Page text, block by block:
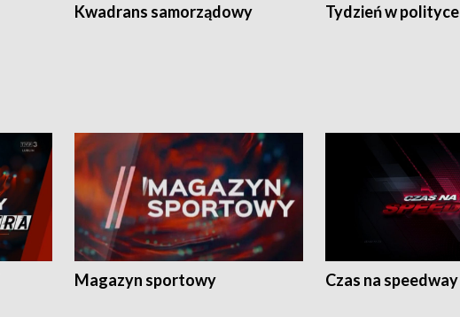
Kwadrans samorządowy Tydzień w polityce
Magazyn sportowy Czas na speedway